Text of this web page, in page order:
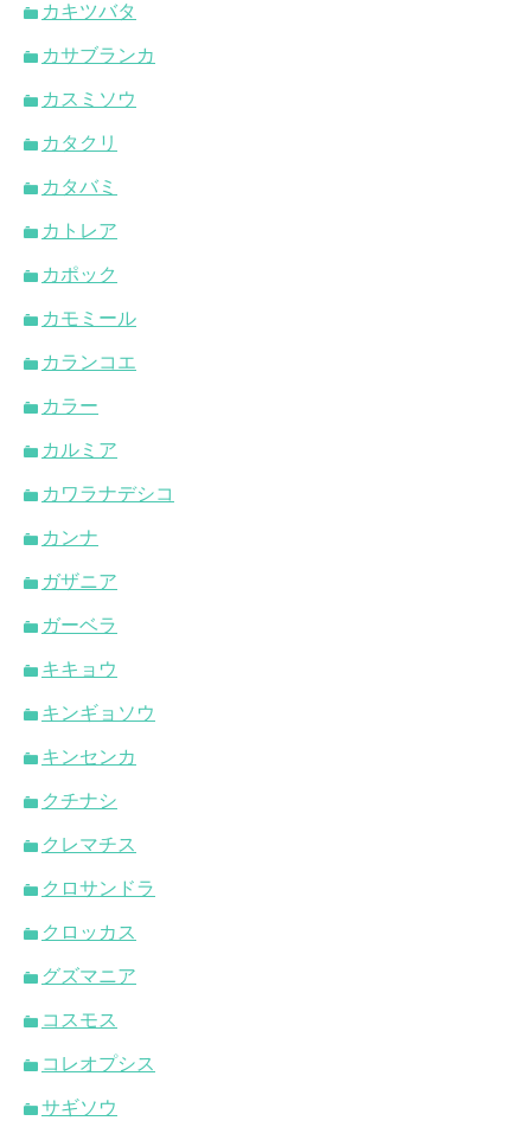
カキツバタ
カサブランカ
カスミソウ
カタクリ
カタバミ
カトレア
カポック
カモミール
カランコエ
カラー
カルミア
カワラナデシコ
カンナ
ガザニア
ガーベラ
キキョウ
キンギョソウ
キンセンカ
クチナシ
クレマチス
クロサンドラ
クロッカス
グズマニア
コスモス
コレオプシス
サギソウ